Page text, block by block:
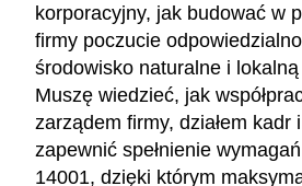
korporacyjny, jak budować w
firmy poczucie
środowisko naturalne i lokalną
Muszę wiedzieć, jak
zarządem firmy, działem kadr
zapewnić spełnienie
14001, dzięki którym